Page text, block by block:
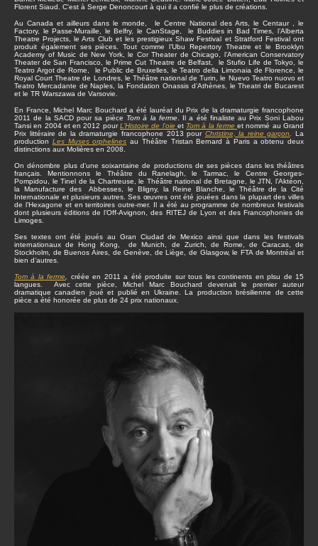
Florent Siaud. C'est à Serge Denoncourt à qui il a confié le plus de créations.
Au Canada et ailleurs dans le monde, le Centre National des Arts, le Centaur , le
Factory, le Passe-Muraille, le Belfry, le CanStage, le Buddies in Bad Times, l’Alberta
Theatre Projects, le Arts Club et les prestigieux Shaw Festival et Stratford Festival ont
produit également ses pièces. Tout comme l’Ubu Repertory Theatre et le Brooklyn
Academy of Music de New York, le Cor Theater de Chicago, l’American Conservatory
Theater de San Francisco, le Prime Cut Theatre de Belfast, le Stufio Life de Tokyo, le
Teatro Argot de Rome, le Public de Bruxelles, le Teatro della Limonaia de Florence, le
Royal Court Theatre de Londres, le Théâtre national de Turin, le Nuevo Teatro nuovo et
Teatro Mercadante de Naples, la Fondation Onassis d’Athènes, le Theatri de Bucarest
et le TR Warszawa de Varsovie.
En France, Michel Marc Bouchard a été lauréat du Prix de la dramaturgie francophone
2011 de la SACD pour sa pièce Tom à la ferme. Il a été finaliste au Prix Soni Labou
Tansi en 2004 et en 2012 pourL’Histoire de l’oie et Tom à la ferme et nommé au Grand
Prix littéraire de la dramaturgie francophone 2013 pour Christine, la reine garçon .La
production Les Muses orphelines au Théâtre Tristan Bernard à Paris a obtenu deux
distinctions aux Molières en 2008.
On dénombre plus d’une soixantaine de productions de ses pièces dans les théâtres
français. Mentionnons le Théâtre du Ranelagh, le Tarmac, le Centre Georges-
Pompidou, le Tinel de la Chartreuse, le Théâtre national de Bretagne, le JTN, l’Aktéon,
la Manufacture des Abbesses, le Bligny, la Reine Blanche, le Théâtre de la Cité
Internationale et plusieurs autres. Ses œuvres ont été jouées dans la plupart des villes
de l’Hexagone et en territoires outre-mer. Il a été au programme de nombreux festivals
dont plusieurs éditions de l’Off-Avignon, des RITEJ de Lyon et des Francophonies de
Limoges.
Ses textes ont été joués au Gran Ciudad de Mexico ainsi que dans les festivals
internationaux de Hong Kong, de Munich, de Zurich, de Rome, de Caracas, de
Stockholm, de Buenos Aires, de Genève, de Liège, de Glasgow, le FTA de Montréal et
bien d’autres.
Tom à la ferme
créée en 2011 a été produite sur tous les continents en plsu de 15
langues. Avec cette pièce, Michel Marc Bouchard devenait le premier auteur
dramatique canadien joué et publié en Ukraine. La production brésilienne de cette
pièce a été honorée de plus de 24 prix nationaux.